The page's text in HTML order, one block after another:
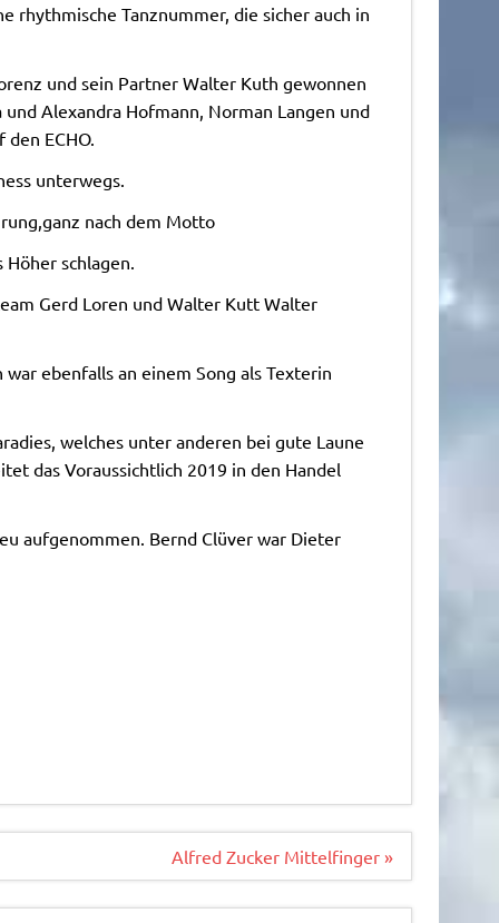
Tanznummer, die sicher auch in
und sein Partner Walter Kuth gewonnen
Alexandra Hofmann, Norman Langen und
ECHO.
unterwegs.
nach dem Motto
schlagen.
Gerd Loren und Walter Kutt Walter
ebenfalls an einem Song als Texterin
welches unter anderen bei gute Laune
das Voraussichtlich 2019 in den Handel
aufgenommen. Bernd Clüver war Dieter
Alfred Zucker Mittelfinger »